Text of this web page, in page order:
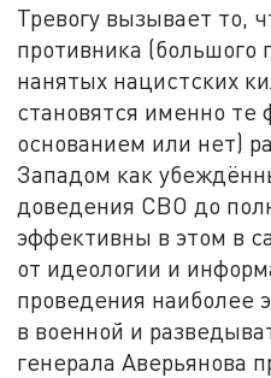
Тревогу вызывает то,
противника (большого
нанятых нацистских
становятся именно те
основанием или нет)
Западом как
доведения СВО до
эффективны в этом в
от идеологии и
проведения наиболее
в военной и
генерала Аверьянова